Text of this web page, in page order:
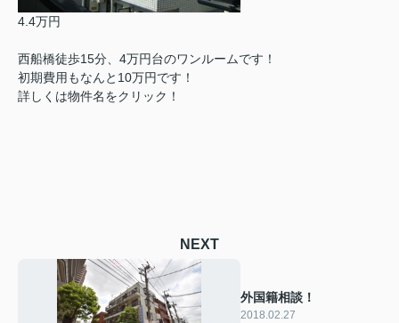
4.4万円
西船橋徒歩15分、4万円台のワンルームです！
初期費用もなんと10万円です！
詳しくは物件名をクリック！
NEXT
外国籍相談！
2018.02.27